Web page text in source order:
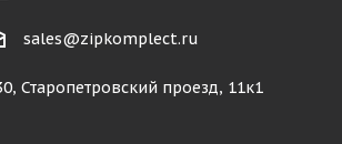
sales@zipkomplect.ru
Старопетровский проезд, 11к1